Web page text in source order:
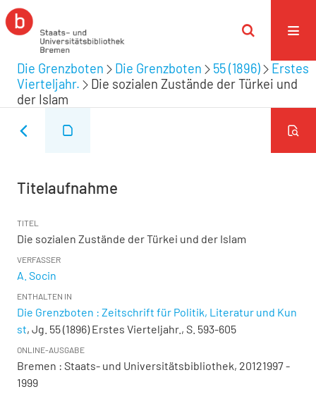
Die Grenzboten Die Grenzboten 55 (1896)
Erstes
Vierteljahr.
Die sozialen Zustände der Türkei und
der Islam
Titelaufnahme
TITEL
Die sozialen Zustände der Türkei und der Islam
VERFASSER
A. Socin
ENTHALTEN IN
Die Grenzboten : Zeitschrift für Politik, Literatur und Kun
st, Jg. 55 (1896) Erstes Vierteljahr., S. 593-605
ONLINE-AUSGABE
Bremen : Staats- und Universitätsbibliothek, 20121997 -
1999